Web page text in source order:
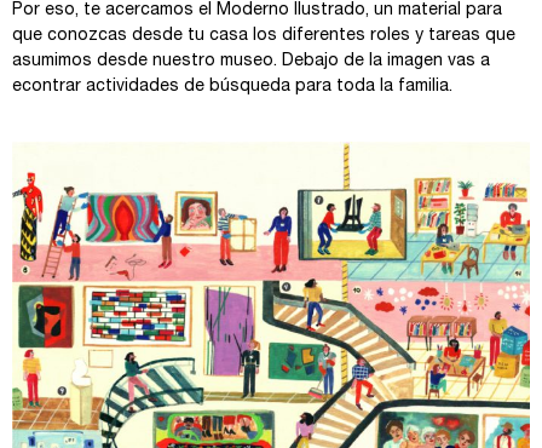
Por eso, te acercamos el Moderno Ilustrado, un material para
que conozcas desde tu casa los diferentes roles y tareas que
asumimos desde nuestro museo. Debajo de la imagen vas a
econtrar actividades de búsqueda para toda la familia.